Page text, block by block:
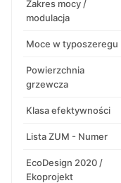
Zakres mocy /
modulacja
Moce w typoszeregu
Powierzchnia
grzewcza
Klasa efektywności
Lista ZUM - Numer
EcoDesign 2020 /
Ekoprojekt